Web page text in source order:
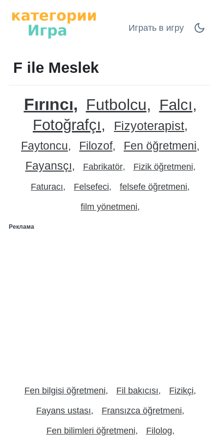
Играть в игру
F ile Meslek
Fırıncı Futbolcu
Falcı
Fotoğrafçı
Fizyoterapist
Faytoncu Filozof
Fen öğretmeni
Fayansçı
Fabrikatör Fizik öğretmeni
Faturacı Felsefeci felsefe öğretmeni
film yönetmeni
Реклама
Fen bilgisi öğretmeni Fil bakıcısı Fizikçi
Fayans ustası Fransızca öğretmeni
Fen bilimleri öğretmeni Filolog